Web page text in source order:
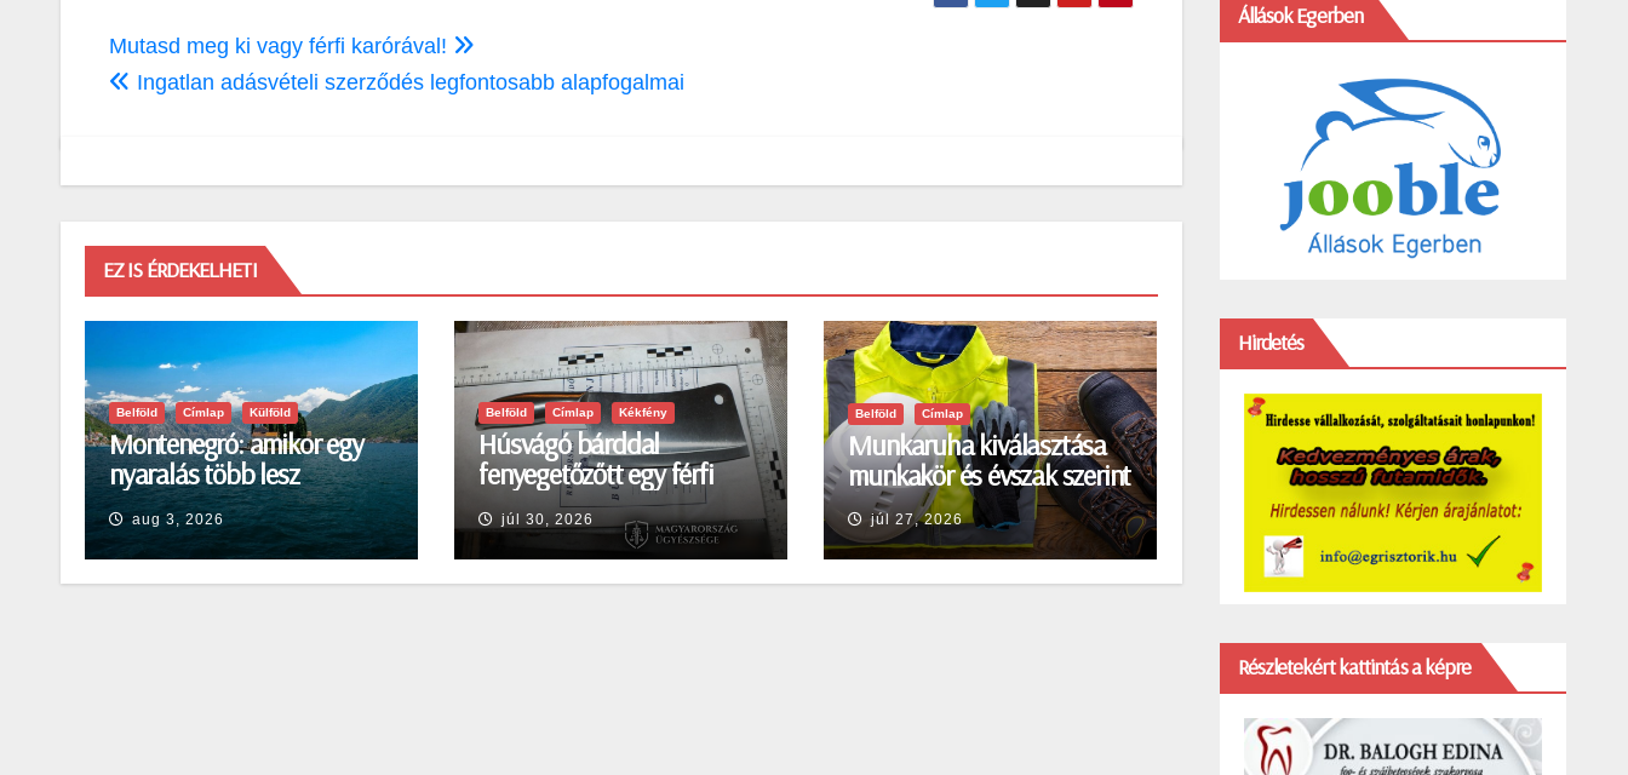
Bejegyzés
navigáció
Mutasd meg ki vagy férfi karórával!
Ingatlan adásvételi szerződés legfontosabb alapfogalmai
EZ IS ÉRDEKELHETI
Belföld Címlap Külföld
Montenegró: amikor egy
nyaralás több lesz
egyszerű pihenésnél
aug 3, 2026
Belföld Címlap Kékfény
Húsvágó bárddal
fenyegetőzőtt egy férfi
Egerben
júl 30, 2026
Belföld Címlap
Munkaruha kiválasztása
munkakör és évszak szerint
júl 27, 2026
Állások Egerben
Hirdetés
Részletekért kattintás a képre